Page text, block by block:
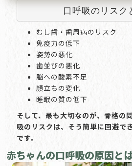
口呼吸のリスク
むし歯・歯周病のリスク
免疫力の低下
姿勢の悪化
歯並びの悪化
脳への酸素不足
顔立ちの変化
睡眠の質の低下
そして、最も大切なのが、骨格の
吸のリスクは、そう簡単に回避で
です。
赤ちゃんの口呼吸の原因と